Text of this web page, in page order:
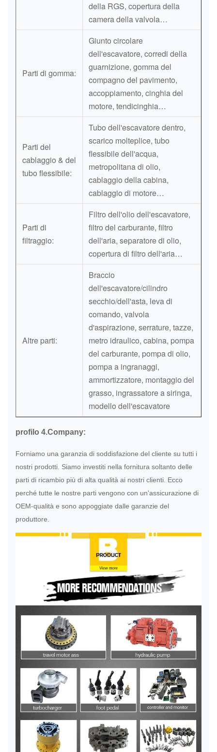
della RGS, copertura della
camera della valvola…
Parti di gomma:
Giunto circolare
dell'escavatore, corredi della
guarnizione, gomma del
compagno del pavimento,
accoppiamento, cinghia del
motore, tendicinghia…
Parti del
cablaggio & del
tubo flessibile:
Tubo dell'escavatore dentro,
scarico molteplice, tubo
flessibile dell'acqua,
metropolitana di olio,
cablaggio della cabina,
cablaggio di motore…
Parti di
filtraggio:
Filtro dell'olio dell'escavatore,
filtro del carburante, filtro
dell'aria, separatore di olio,
copertura di filtro dell'aria…
Altre parti:
Braccio
dell'escavatore/cilindro
secchio/dell'asta, leva di
comando, valvola
d'aspirazione, serrature, tazze,
metro idraulico, cabina, pompa
del carburante, pompa di olio,
pompa a ingranaggi,
ammortizzatore, montaggio del
grasso, ingrassatore a siringa,
modello dell'escavatore
profilo 4.Company:
Forniamo una garanzia di soddisfazione del cliente su tutti i
nostri prodotti. Siamo investiti nella fornitura soltanto delle
parti di ricambio più di alta qualità ai nostri clienti. Ecco
perché tutte le nostre parti vengono con un'assicurazione di
OEM-qualità e sono appoggiate dalle garanzie del
produttore.